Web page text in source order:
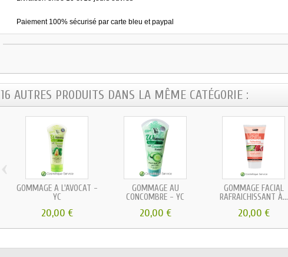
Paiement 100% sécurisé par carte bleu et paypal
16 AUTRES PRODUITS DANS LA MÊME CATÉGORIE :
GOMMAGE À L'AVOCAT -
YC
20,00 €
GOMMAGE AU
CONCOMBRE - YC
20,00 €
GOMMAGE FACIAL
RAFRAICHISSANT À...
20,00 €